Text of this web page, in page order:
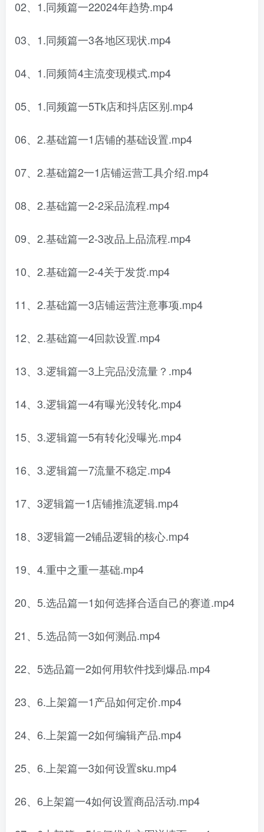
02、1.同频篇一22024年趋势.mp4
03、1.同频篇一3各地区现状.mp4
04、1.同频筒4主流变现模式.mp4
05、1.同频篇一5Tk店和抖店区别.mp4
06、2.基础篇一1店铺的基础设置.mp4
07、2.基础篇2一1店铺运营工具介绍.mp4
08、2.基础篇一2-2采品流程.mp4
09、2.基础篇一2-3改品上品流程.mp4
10、2.基础篇一2-4关于发货.mp4
11、2.基础篇一3店铺运营注意事项.mp4
12、2.基础篇一4回款设置.mp4
13、3.逻辑篇一3上完品没流量？.mp4
14、3.逻辑篇一4有曝光没转化.mp4
15、3.逻辑篇一5有转化没曝光.mp4
16、3.逻辑篇一7流量不稳定.mp4
17、3逻辑篇一1店铺推流逻辑.mp4
18、3逻辑篇一2铺品逻辑的核心.mp4
19、4.重中之重一基础.mp4
20、5.选品篇一1如何选择合适自己的赛道.mp4
21、5.选品筒一3如何测品.mp4
22、5选品篇一2如何用软件找到爆品.mp4
23、6.上架篇一1产品如何定价.mp4
24、6.上架篇一2如何编辑产品.mp4
25、6.上架篇一3如何设置sku.mp4
26、6上架篇一4如何设置商品活动.mp4